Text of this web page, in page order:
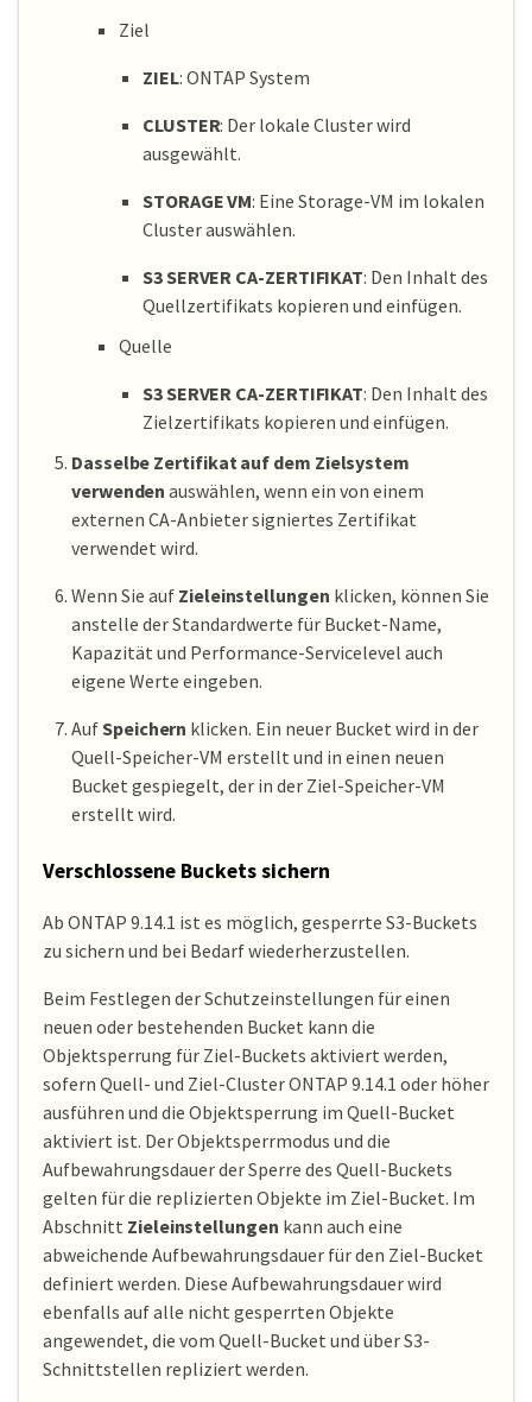
Ziel
ZIEL: ONTAP System
CLUSTER: Der lokale Cluster wird
ausgewählt.
STORAGE VM: Eine Storage-VM im lokalen
Cluster auswählen.
S3 SERVER CA-ZERTIFIKAT: Den Inhalt des
Quellzertifikats kopieren und einfügen.
Quelle
S3 SERVER CA-ZERTIFIKAT: Den Inhalt des
Zielzertifikats kopieren und einfügen.
Dasselbe Zertifikat auf dem Zielsystem
verwenden auswählen, wenn ein von einem
externen CA-Anbieter signiertes Zertifikat
verwendet wird.
Wenn Sie auf Zieleinstellungen klicken, können Sie
anstelle der Standardwerte für Bucket-Name,
Kapazität und Performance-Servicelevel auch
eigene Werte eingeben.
AufSpeichern klicken. Ein neuer Bucket wird in der
Quell-Speicher-VM erstellt und in einen neuen
Bucket gespiegelt, der in der Ziel-Speicher-VM
erstellt wird.
Verschlossene Buckets sichern
Ab ONTAP 9.14.1 ist es möglich, gesperrte S3-Buckets
zu sichern und bei Bedarf wiederherzustellen.
Beim Festlegen der Schutzeinstellungen für einen
neuen oder bestehenden Bucket kann die
Objektsperrung für Ziel-Buckets aktiviert werden,
sofern Quell- und Ziel-Cluster ONTAP 9.14.1 oder höher
ausführen und die Objektsperrung im Quell-Bucket
aktiviert ist. Der Objektsperrmodus und die
Aufbewahrungsdauer der Sperre des Quell-Buckets
gelten für die replizierten Objekte im Ziel-Bucket. Im
Abschnitt Zieleinstellungen kann auch eine
abweichende Aufbewahrungsdauer für den Ziel-Bucket
definiert werden. Diese Aufbewahrungsdauer wird
ebenfalls auf alle nicht gesperrten Objekte
angewendet, die vom Quell-Bucket und über S3-
Schnittstellen repliziert werden.